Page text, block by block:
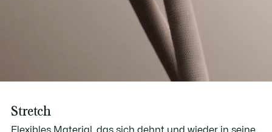
Stretch